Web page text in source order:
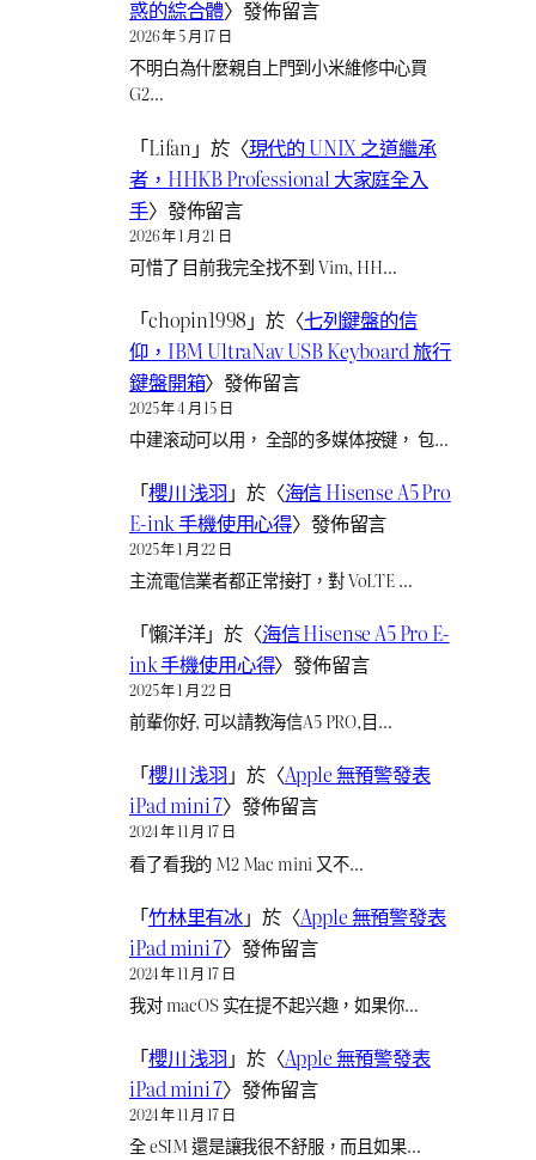
惑的綜合體〉發佈留言
2026 年 5 月 17 日
不明白為什麼親自上門到小米維修中心買
G2…
「Lifan 」於〈現代的 UNIX 之道繼承
者，HHKB Professional 大家庭全入
手〉發佈留言
2026 年 1 月 21 日
可惜了 目前我完全找不到 Vim, HH…
「chopin1998 」於〈七列鍵盤的信
仰，IBM UltraNav USB Keyboard 旅行
鍵盤開箱〉發佈留言
2025 年 4 月 15 日
中建滚动可以用， 全部的多媒体按键， 包…
「櫻川 浅羽 」於〈海信 Hisense A5 Pro
E-ink 手機使用心得〉發佈留言
2025 年 1 月 22 日
主流電信業者都正常接打，對 VoLTE …
「懶洋洋」於〈海信 Hisense A5 Pro E-
ink 手機使用心得〉發佈留言
2025 年 1 月 22 日
前輩你好, 可以請教海信A5 PRO,目…
「櫻川 浅羽 」於〈Apple 無預警發表
iPad mini 7〉發佈留言
2024 年 11 月 17 日
看了看我的 M2 Mac mini 又不…
「竹林里有冰」於〈Apple 無預警發表
iPad mini 7〉發佈留言
2024 年 11 月 17 日
我对 macOS 实在提不起兴趣，如果你…
「櫻川 浅羽 」於〈Apple 無預警發表
iPad mini 7〉發佈留言
2024 年 11 月 17 日
全 eSIM 還是讓我很不舒服，而且如果…